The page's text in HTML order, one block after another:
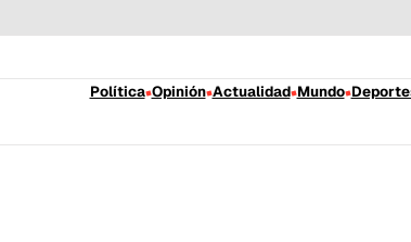
Política Opinión Actualidad Mundo